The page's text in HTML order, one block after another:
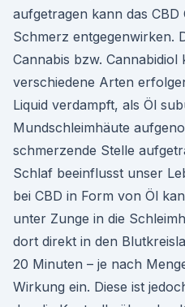
aufgetragen kann das
Schmerz entgegenwirken.
Cannabis bzw. Cannabidiol
verschiedene Arten
Liquid verdampft, als Öl
Mundschleimhäute
schmerzende Stelle
Schlaf beeinflusst unser
bei CBD in Form von Öl
unter Zunge in die
dort direkt in den
20 Minuten – je nach
Wirkung ein. Diese ist